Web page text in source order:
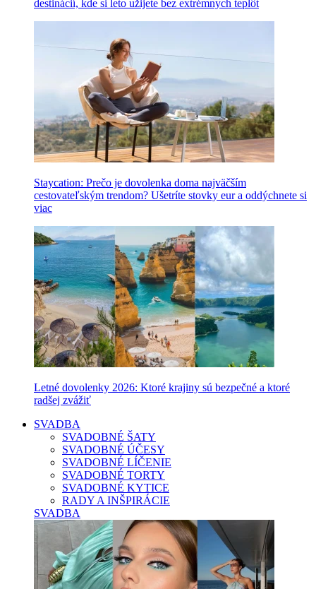
destinácií, kde si leto užijete bez extrémnych teplôt
Staycation: Prečo je dovolenka doma najväčším
cestovateľským trendom? Ušetríte stovky eur a oddýchnete si
viac
Letné dovolenky 2026: Ktoré krajiny sú bezpečné a ktoré
radšej zvážiť
SVADBA
SVADOBNÉ ŠATY
SVADOBNÉ ÚČESY
SVADOBNÉ LÍČENIE
SVADOBNÉ TORTY
SVADOBNÉ KYTICE
RADY A INŠPIRÁCIE
SVADBA